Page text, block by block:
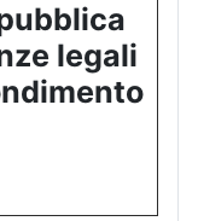
legali